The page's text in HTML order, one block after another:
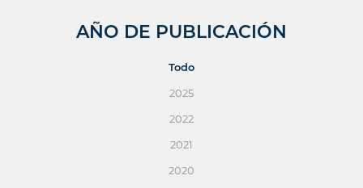
AÑO DE PUBLICACIÓN
Todo
2025
2022
2021
2020